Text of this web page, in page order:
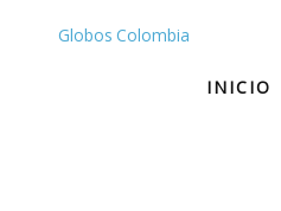
Globos Colombia
INICIO